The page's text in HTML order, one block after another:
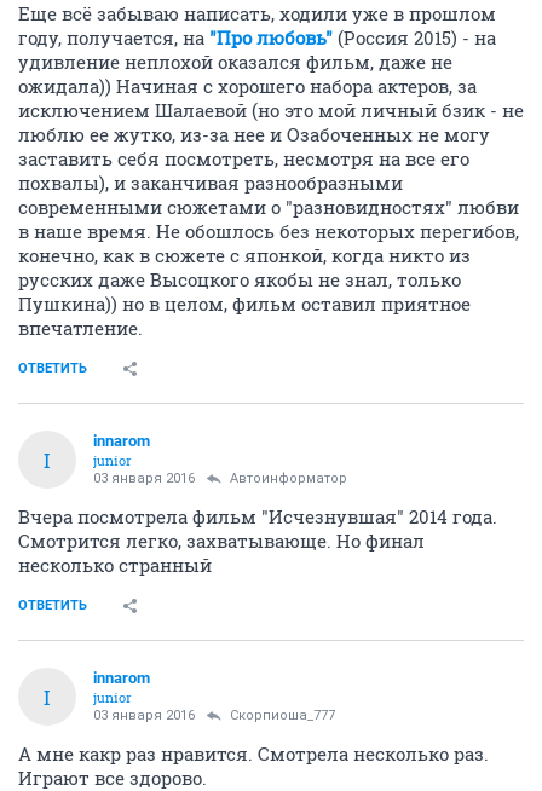
Еще всё забываю написать, ходили уже в прошлом
году, получается, на "Про любовь" (Россия 2015) - на
удивление неплохой оказался фильм, даже не
ожидала)) Начиная с хорошего набора актеров, за
исключением Шалаевой (но это мой личный бзик - не
люблю ее жутко, из-за нее и Озабоченных не могу
заставить себя посмотреть, несмотря на все его
похвалы), и заканчивая разнообразными
современными сюжетами о "разновидностях" любви
в наше время. Не обошлось без некоторых перегибов,
конечно, как в сюжете с японкой, когда никто из
русских даже Высоцкого якобы не знал, только
Пушкина)) но в целом, фильм оставил приятное
впечатление.
ОТВЕТИТЬ
I
innarom
junior
03 января 2016 Автоинформатор
Вчера посмотрела фильм "Исчезнувшая" 2014 года.
Смотрится легко, захватывающе. Но финал
несколько странный
ОТВЕТИТЬ
I
innarom
junior
03 января 2016 Скорпиоша_777
А мне какр раз нравится. Смотрела несколько раз.
Играют все здорово.